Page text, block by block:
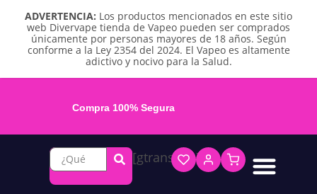
ADVERTENCIA: Los productos mencionados en este sitio
web Divervape tienda de Vapeo pueden ser comprados
únicamente por personas mayores de 18 años. Según
conforme a la Ley 2354 del 2024. El Vapeo es altamente
adictivo y nocivo para la Salud.
Compra 100% Segura
[gtranslate]